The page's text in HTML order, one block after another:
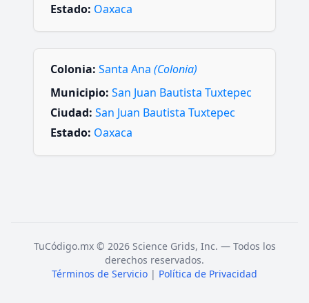
Estado: Oaxaca
Colonia: Santa Ana (Colonia)
Municipio: San Juan Bautista Tuxtepec
Ciudad: San Juan Bautista Tuxtepec
Estado: Oaxaca
TuCódigo.mx © 2026 Science Grids, Inc. — Todos los
derechos reservados.
Términos de Servicio | Política de Privacidad